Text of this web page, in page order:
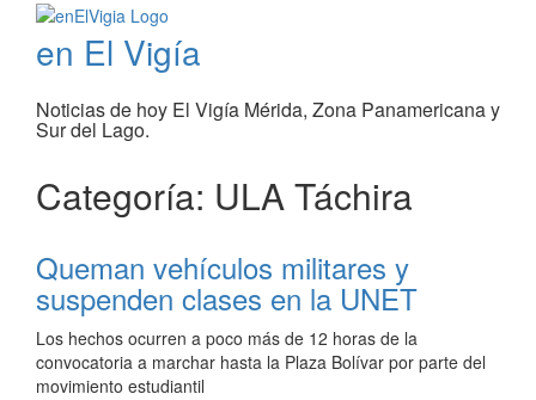
en El Vigía
Noticias de hoy El Vigía Mérida, Zona Panamericana y
Sur del Lago.
Categoría: ULA Táchira
Queman vehículos militares y
suspenden clases en la UNET
Los hechos ocurren a poco más de 12 horas de la
convocatoria a marchar hasta la Plaza Bolívar por parte del
movimiento estudiantil